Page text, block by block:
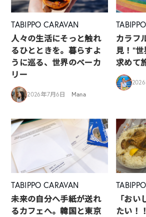
TABIPPO CARAVAN
人々の生活にそっと触れ
るひとときを。暮らすよ
うに巡る、世界のベーカ
リー
2026年7月6日 Mana
カラフ
見！”
求めて
TABIPPO CARAVAN
未来の自分へ手紙が送れ
るカフェへ。韓国と東京
「お
たい！